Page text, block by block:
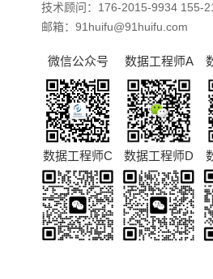
技术顾问：176-2015-9934 155-
邮箱：91huifu@91huifu.com
微信公众号 数据工程师A
数据工程师C 数据工程师D